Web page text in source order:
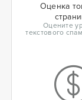
Оценка
Оцените
текстового